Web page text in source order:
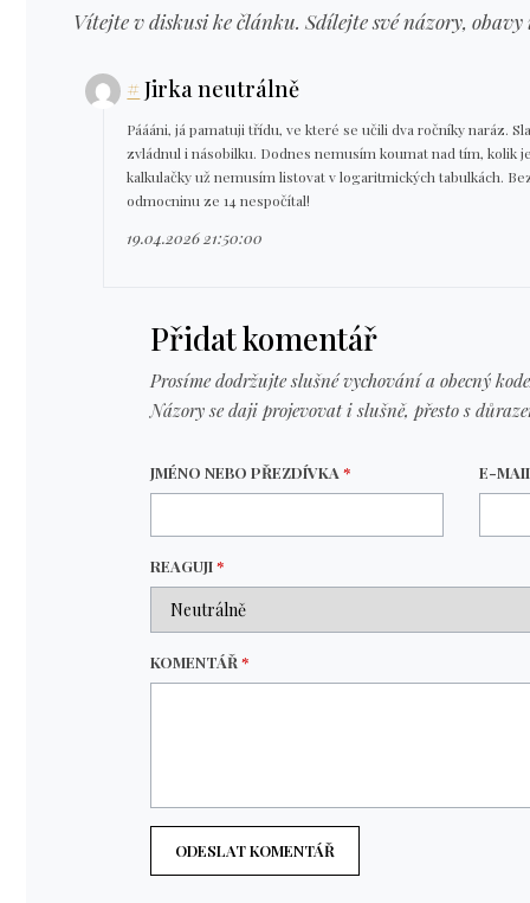
Vítejte v diskusi ke článku. Sdílejte své názory,
#Jirka neutrálně
Páááni, já pamatuji třídu, ve které se učili dva ročníky naráz.
zvládnul i násobilku. Dodnes nemusím koumat nad tím, kolik
kalkulačky už nemusím listovat v logaritmických tabulkách.
odmocninu ze 14 nespočítal!
19.04.2026 21:50:00
Přidat komentář
Prosíme dodržujte slušné vychování a obecný
Názory se daji projevovat i slušně, přesto s
JMÉNO NEBO PŘEZDÍVKA* E-
REAGUJI*
KOMENTÁŘ*
ODESLAT KOMENTÁŘ